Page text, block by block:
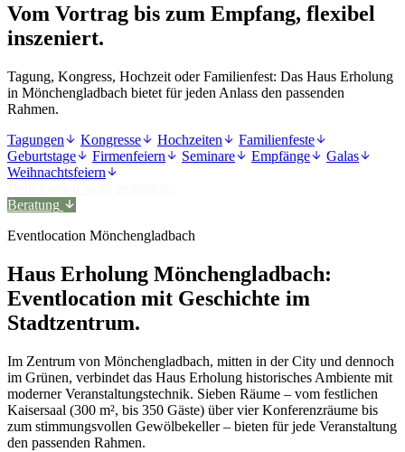
Vom Vortrag bis zum Empfang, flexibel
inszeniert.
Tagung, Kongress, Hochzeit oder Familienfest: Das Haus Erholung
in Mönchengladbach bietet für jeden Anlass den passenden
Rahmen.
Tagungen
Kongresse Hochzeiten
Familienfeste
Geburtstage
Firmenfeiern Seminare Empfänge
Galas
Weihnachtsfeiern
Beratung
Eventlocation Mönchengladbach
Haus Erholung Mönchengladbach:
Eventlocation mit Geschichte im
Stadtzentrum.
Im Zentrum von Mönchengladbach, mitten in der City und dennoch
im Grünen, verbindet das Haus Erholung historisches Ambiente mit
moderner Veranstaltungstechnik. Sieben Räume – vom festlichen
Kaisersaal (300 m², bis 350 Gäste) über vier Konferenzräume bis
zum stimmungsvollen Gewölbekeller – bieten für jede Veranstaltung
den passenden Rahmen.